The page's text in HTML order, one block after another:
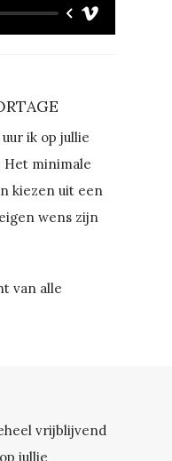
ik op jullie
minimale
kiezen uit een
wens zijn
van alle
vrijblijvend
jullie